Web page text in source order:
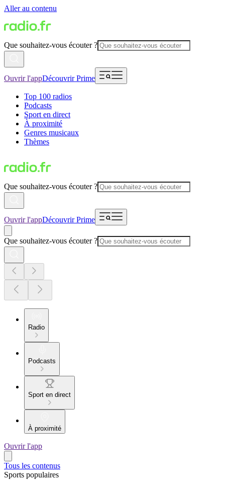
Aller au contenu
Que souhaitez-vous écouter ?
Ouvrir l'appDécouvrir Prime
Top 100 radios
Podcasts
Sport en direct
À proximité
Genres musicaux
Thèmes
Que souhaitez-vous écouter ?
Ouvrir l'appDécouvrir Prime
Que souhaitez-vous écouter ?
Radio
Podcasts
Sport en direct
À proximité
Ouvrir l'app
Tous les contenus
Sports populaires